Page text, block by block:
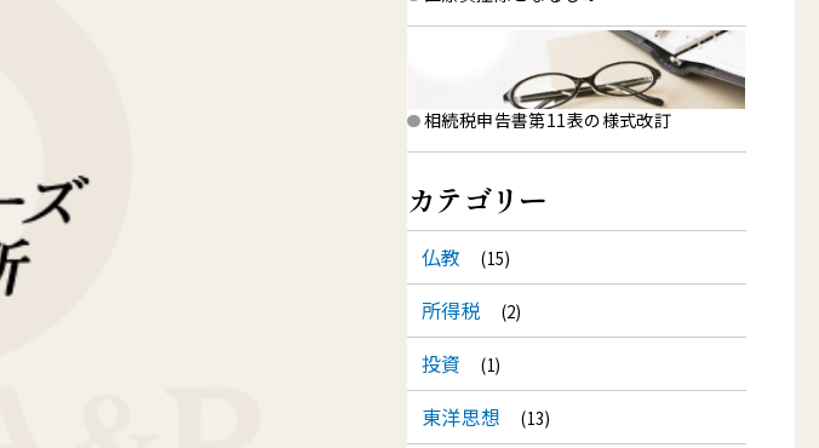
相続税申告書第11表の様式改訂
カテゴリー
仏教 (15)
所得税 (2)
投資 (1)
東洋思想 (13)